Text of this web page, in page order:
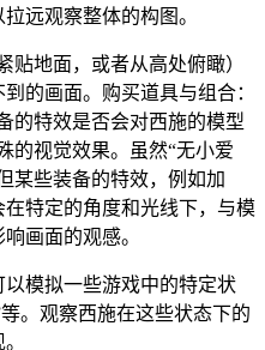
远观察整体的构图。
贴地面，或者从高处俯瞰）
的画面。购买道具与组合：
的特效是否会对西施的模型
的视觉效果。虽然“无小爱
某些装备的特效，例如加
特定的角度和光线下，与模
画面的观感。
模拟一些游戏中的特定状
。观察西施在这些状态下的